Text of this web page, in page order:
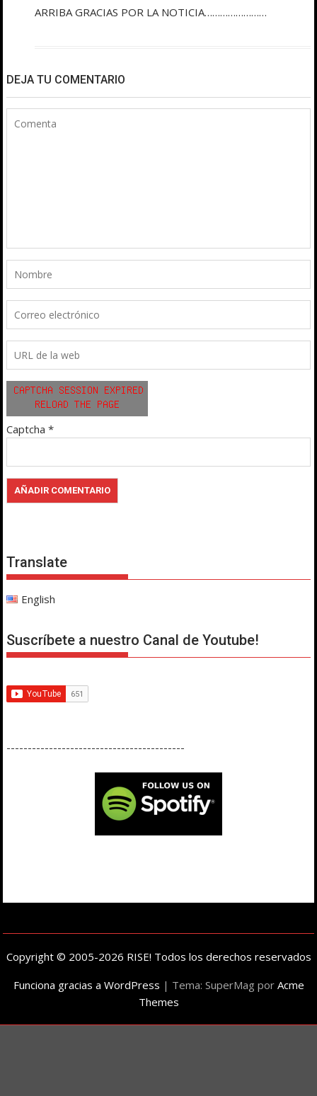
ARRIBA GRACIAS POR LA NOTICIA……………………
DEJA TU COMENTARIO
Captcha *
Translate
English
Suscríbete a nuestro Canal de Youtube!
------------------------------------------
Copyright © 2005-2026 RISE! Todos los derechos reservados
Funciona gracias a WordPress | Tema: SuperMag por Acme
Themes